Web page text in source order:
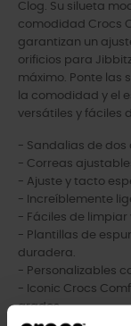
Clog. Su silueta
comodidad Crocs
garantizan un
orificios para
máximo. Ponte las
la comodidad y el
versátiles y fáciles
- Sandalias de dos
- Correas
- Ajuste y tacto
- Increíblemente
- Fáciles de
- Plantillas de
duradera.
- Personalizables
- Iconic Crocs
grados.